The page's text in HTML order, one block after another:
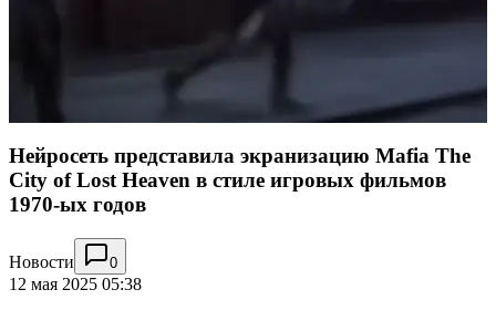
Нейросеть представила экранизацию Mafia The
City of Lost Heaven в стиле игровых фильмов
1970-ых годов
Новости 0
12 мая 2025 05:38